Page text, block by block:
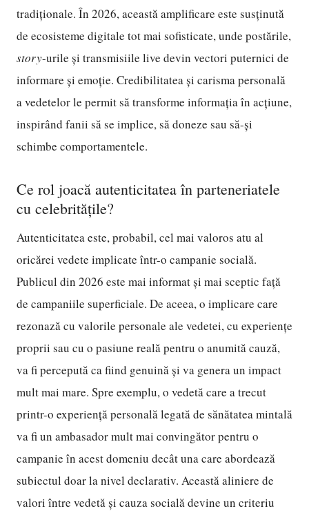
tradiționale. În 2026, această amplificare este susținută
de ecosisteme digitale tot mai sofisticate, unde postările,
story-urile și transmisiile live devin vectori puternici de
informare și emoție. Credibilitatea și carisma personală
a vedetelor le permit să transforme informația în acțiune,
inspirând fanii să se implice, să doneze sau să-și
schimbe comportamentele.
Ce rol joacă autenticitatea în parteneriatele
cu celebritățile?
Autenticitatea este, probabil, cel mai valoros atu al
oricărei vedete implicate într-o campanie socială.
Publicul din 2026 este mai informat și mai sceptic față
de campaniile superficiale. De aceea, o implicare care
rezonază cu valorile personale ale vedetei, cu experiențe
proprii sau cu o pasiune reală pentru o anumită cauză,
va fi percepută ca fiind genuină și va genera un impact
mult mai mare. Spre exemplu, o vedetă care a trecut
printr-o experiență personală legată de sănătatea mintală
va fi un ambasador mult mai convingător pentru o
campanie în acest domeniu decât una care abordează
subiectul doar la nivel declarativ. Această aliniere de
valori între vedetă și cauza socială devine un criteriu